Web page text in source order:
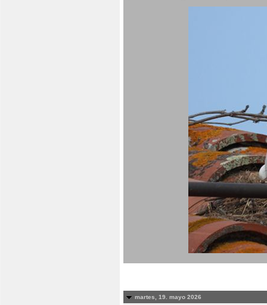
martes, 19. mayo 2026